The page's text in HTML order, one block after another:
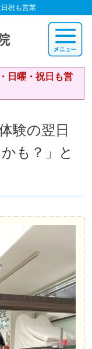
祝も営業
日曜・祝日も営
験の翌日
も？」と